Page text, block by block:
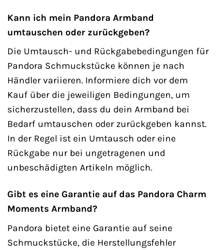
Kann ich mein Pandora Armband
umtauschen oder zurückgeben?
Die Umtausch- und Rückgabebedingungen für
Pandora Schmuckstücke können je nach
Händler variieren. Informiere dich vor dem
Kauf über die jeweiligen Bedingungen, um
sicherzustellen, dass du dein Armband bei
Bedarf umtauschen oder zurückgeben kannst.
In der Regel ist ein Umtausch oder eine
Rückgabe nur bei ungetragenen und
unbeschädigten Artikeln möglich.
Gibt es eine Garantie auf das Pandora Charm
Moments Armband?
Pandora bietet eine Garantie auf seine
Schmuckstücke, die Herstellungsfehler